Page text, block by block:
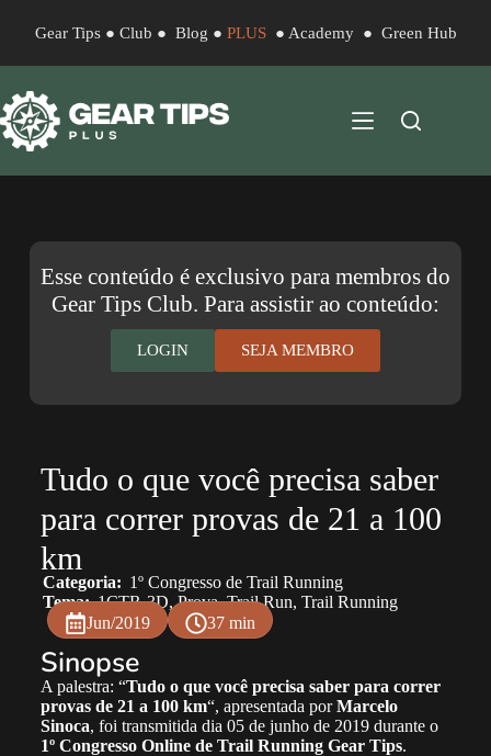
Gear Tips● Club ● Blog ● PLUS● Academy● Green Hub
Esse conteúdo é exclusivo para membros do
Gear Tips Club. Para assistir ao conteúdo:
LOGIN SEJA MEMBRO
Tudo o que você precisa saber
para correr provas de 21 a 100
km
Categoria: 1º Congresso de Trail Running
Tema: 1CTR-3D,Prova,Trail Run, Trail Running
Jun/2019
37 min
Sinopse
A palestra: “Tudo o que você precisa saber para correr
provas de 21 a 100 km“, apresentada porMarcelo
Sinoca, foi transmitida dia 05 de junho de 2019 durante o
1º Congresso Online de Trail Running Gear Tips.